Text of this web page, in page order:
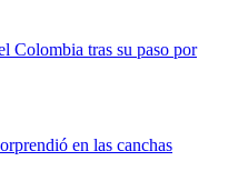
Colombia tras su paso por
en las canchas